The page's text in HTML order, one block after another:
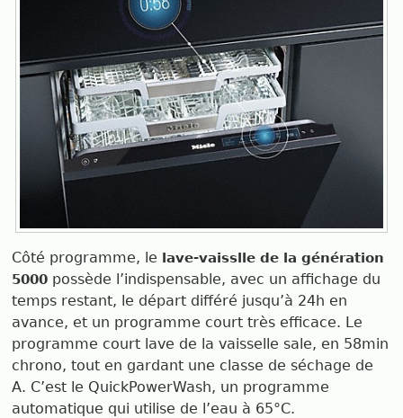
Côté programme, le lave-vaisslle de la génération
5000 possède l’indispensable, avec un affichage du
temps restant, le départ différé jusqu’à 24h en
avance, et un programme court très efficace. Le
programme court lave de la vaisselle sale, en 58min
chrono, tout en gardant une classe de séchage de
A. C’est le QuickPowerWash, un programme
automatique qui utilise de l’eau à 65°C.